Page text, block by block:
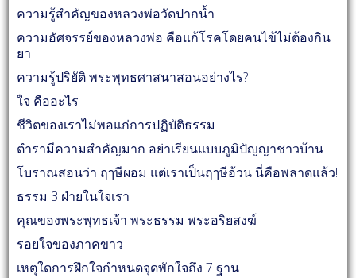
ความรู้สำคัญของหลวงพ่อวัดปากน้ำ
ความอัศจรรย์ของหลวงพ่อ คือแก้โรคโดยคนไข้ไม่ต้องกิน
ยา
ความรู้ปริยัติ พระพุทธศาสนาสอนอย่างไร?
ใจ คืออะไร
ชีวิตของเราไม่พอแก่การปฏิบัติธรรม
ตำรามีความสำคัญมาก อย่าเรียนแบบภูมิปัญญาชาวบ้าน
โบราณสอนว่า ฤๅษีผอม แต่เราเป็นฤๅษีอ้วน นี่คือพลาดแล้ว!
ธรรม 3 ฝ่ายในใจเรา
คุณของพระพุทธเจ้า พระธรรม พระอริยสงฆ์
รอยใจของภาคขาว
เหตุใดการฝึกใจกำหนดจุดพักใจถึง 7 ฐาน